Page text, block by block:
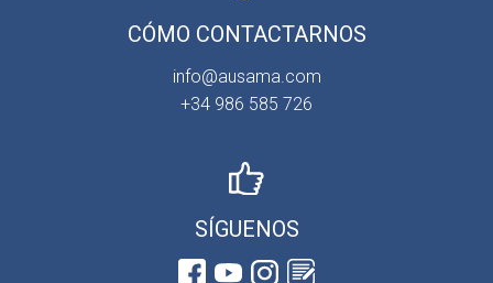
CÓMO CONTACTARNOS
info@ausama.com
+34 986 585 726
SÍGUENOS